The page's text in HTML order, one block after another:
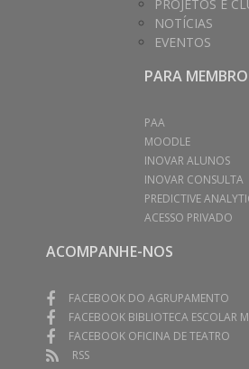
PROJETOS E
NOTÍCIAS
EVENTOS
PARA
PAA
MOODLE
INOVAR ALUNOS
INOVAR CONSULTA
PREDICTIVE
ACESSO PRIVADO
ACOMPANHE-NOS
FACEBOOK DO AGRUPAMENTO
FACEBOOK BIBLIOTECA ESCOLAR
FACEBOOK OFICINA DE TEATRO
RSS